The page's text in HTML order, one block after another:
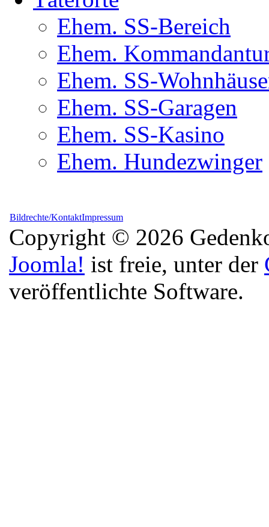
Ehem. SS-Bereich
Ehem.
Ehem. SS-
Ehem. SS-Garagen
Ehem. SS-Kasino
Ehem. Hundezwinger
Bildrechte/KontaktImpressum
Copyright © 2026
Joomla! ist freie, unter der
veröffentlichte Software.